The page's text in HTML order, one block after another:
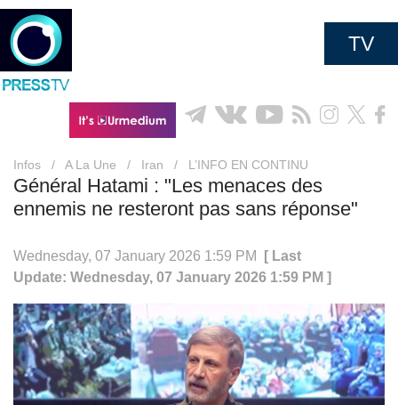
TV
Infos / A La Une / Iran / L’INFO EN CONTINU
Général Hatami : "Les menaces des
ennemis ne resteront pas sans réponse"
Wednesday, 07 January 2026 1:59 PM
[ Last
Update: Wednesday, 07 January 2026 1:59 PM ]